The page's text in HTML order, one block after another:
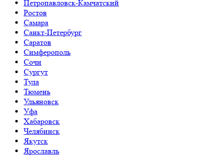
Петропавловск-Камчатский
Ростов
Самара
Санкт-Петербург
Саратов
Симферополь
Сочи
Сургут
Тула
Тюмень
Ульяновск
Уфа
Хабаровск
Челябинск
Якутск
Ярославль